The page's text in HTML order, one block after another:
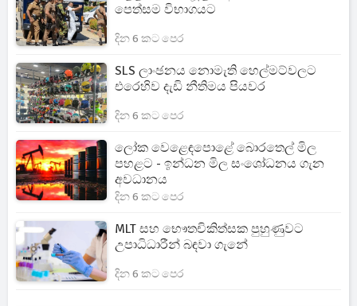
පෙත්සම විභාගයට
දින 6 කට පෙර
SLS ලාංඡනය නොමැති හෙල්මට්වලට
එරෙහිව දැඩි නීතිමය පියවර
දින 6 කට පෙර
ලෝක වෙළෙඳපොළේ බොරතෙල් මිල
පහළට - ඉන්ධන මිල සංශෝධනය ගැන
අවධානය
දින 6 කට පෙර
MLT සහ භෞතචිකිත්සක පුහුණුවට
උපාධිධාරීන් බඳවා ගැනේ
දින 6 කට පෙර